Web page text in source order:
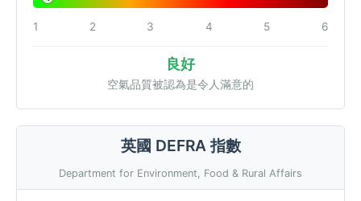
1 2 3 4 5 6
良好
空氣品質被認為是令人滿意的
英國 DEFRA 指數
Department for Environment, Food & Rural Affairs